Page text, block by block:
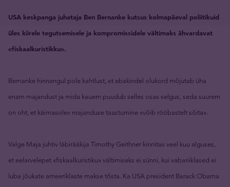
USA keskpanga juhataja Ben Bernanke kutsus kolmapäeval poliitikuid
üles kiirele tegutsemisele ja kompromissidele vältimaks ähvardavat
«fiskaalkuristikku».
Bernanke hinnangul pole kahtlust, et ebakindel olukord mõjutab üha
enam majandust ja mida kauem puudub selles osas selgus, seda suurem
on oht, et käimasolev majanduse taastumine «võib rööbastelt sõita».
Valge Maja juhtiv läbirääkija Timothy Geithner kinnitas veel kuu alguses,
et eelarvelepet «fiskaalkuristiku» vältimiseks ei sünni, kui vabariiklased ei
luba jõukate ameeriklaste makse tõsta. Ka USA president Barack Obama